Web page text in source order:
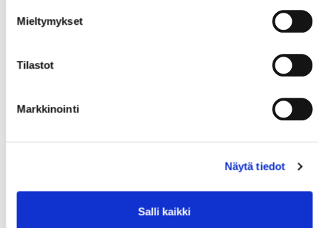
Mieltymykset
Tilastot
Markkinointi
Näytä tiedot
Salli kaikki